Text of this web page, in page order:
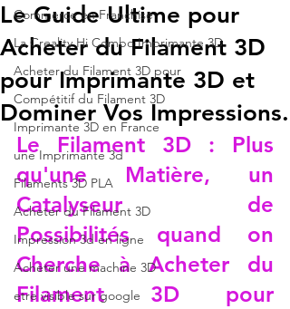
Commerce en Franchise
La Creality Hi Combo Imprimante 3D
Acheter du Filament 3D pour
Compétitif du Filament 3D
Imprimante 3D en France
une Imprimante 3d
Filaments 3D PLA
Acheter du Filament 3D
Impression 3d en ligne
Acheter une machine 3D
etre visible sur google
Le Guide Ultime pour
Acheter du Filament 3D
pour Imprimante 3D et
Dominer Vos Impressions.
Le Filament 3D : Plus
qu'une Matière, un
Catalyseur de
Possibilités quand on
Cherche à Acheter du
Filament 3D pour